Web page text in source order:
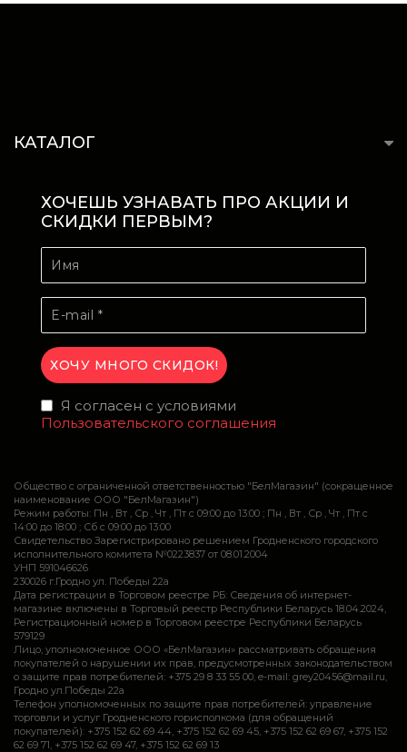
КАТАЛОГ
ХОЧЕШЬ УЗНАВАТЬ ПРО АКЦИИ И
СКИДКИ ПЕРВЫМ?
Я согласен с условиями
Пользовательского соглашения
Общество с ограниченной ответственностью "БелМагазин" (сокращенное
наименование ООО "БелМагазин")
Режим работы: Пн , Вт , Ср , Чт , Пт c 09:00 до 13:00 ; Пн , Вт , Ср , Чт , Пт c
14:00 до 18:00 ; Сб c 09:00 до 13:00
Свидетельство Зарегистрировано решением Гродненского городского
исполнительного комитета №0223837 от 08.01.2004
УНП 591046626
230026 г.Гродно ул. Победы 22а
Дата регистрации в Торговом реестре РБ: Сведения об интернет-
магазине включены в Торговый реестр Республики Беларусь 18.04.2024,
Регистрационный номер в Торговом реестре Республики Беларусь
579129
Лицо, уполномоченное ООО «БелМагазин» рассматривать обращения
покупателей о нарушении их прав, предусмотренных законодательством
о защите прав потребителей: +375 29 8 33 55 00, e-mail: grey20456@mail.ru,
Гродно ул.Победы 22а
Телефон уполномоченных по защите прав потребителей: управление
торговли и услуг Гродненского горисполкома (для обращений
покупателей): +375 152 62 69 44, +375 152 62 69 45, +375 152 62 69 67, +375 152
62 69 71, +375 152 62 69 47, +375 152 62 69 13